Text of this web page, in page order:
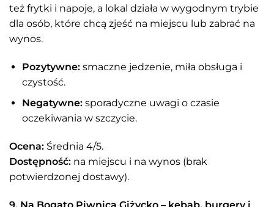
też frytki i napoje, a lokal działa w wygodnym trybie
dla osób, które chcą zjeść na miejscu lub zabrać na
wynos.
Pozytywne:smaczne jedzenie, miła obsługa i
czystość.
Negatywne:sporadyczne uwagi o czasie
oczekiwania w szczycie.
Ocena: Średnia 4/5.
Dostępność: na miejscu i na wynos (brak
potwierdzonej dostawy).